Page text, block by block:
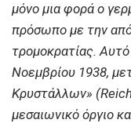
μόνο μια φορά ο
πρόσωπο με την
τρομοκρατίας.
Νοεμβρίου 1938,
Κρυστάλλων»
μεσαιωνικό όργιο